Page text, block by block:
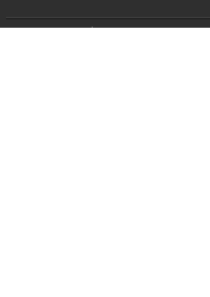
© 2014-2026 vip-vnovinky.ru